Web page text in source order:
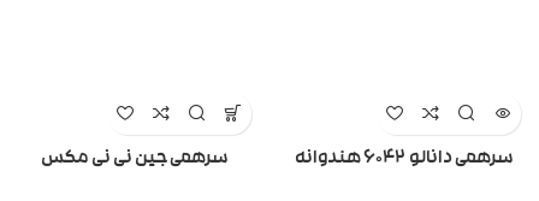
سرهمی دانالو ۶۰۴۲ هندوانه سرهمی جین نی نی مکس